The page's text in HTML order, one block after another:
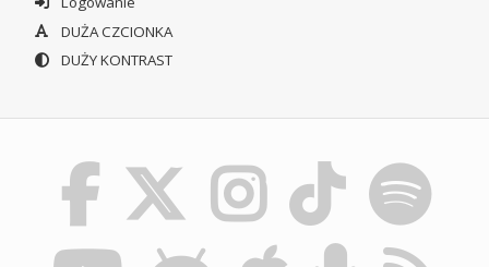
DUŻA CZCIONKA
DUŻY KONTRAST